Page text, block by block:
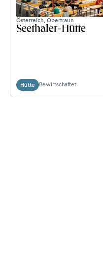
Österreich, Obertraun
Seethaler-Hütte
Hütte Bewirtschaftet